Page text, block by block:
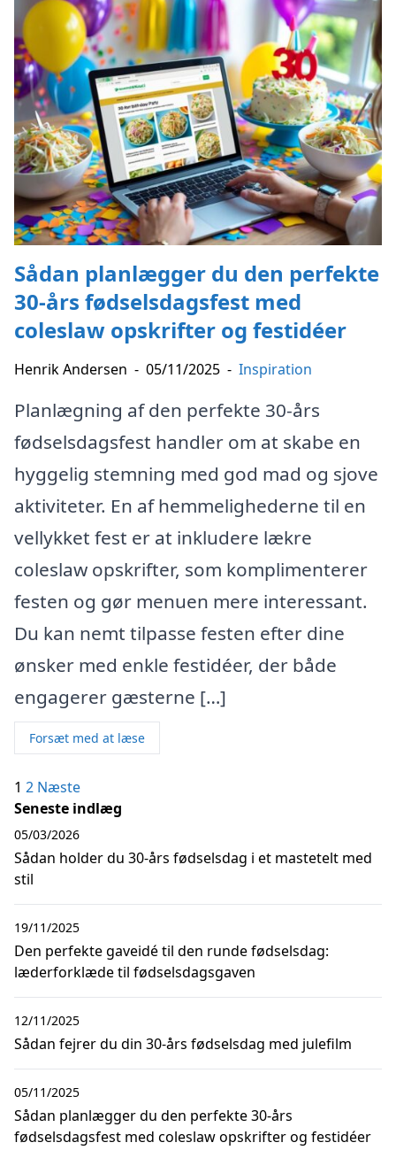
Sådan planlægger du den perfekte
30-års fødselsdagsfest med
coleslaw opskrifter og festidéer
Henrik Andersen - 05/11/2025 - Inspiration
Planlægning af den perfekte 30-års
fødselsdagsfest handler om at skabe en
hyggelig stemning med god mad og sjove
aktiviteter. En af hemmelighederne til en
vellykket fest er at inkludere lækre
coleslaw opskrifter, som komplimenterer
festen og gør menuen mere interessant.
Du kan nemt tilpasse festen efter dine
ønsker med enkle festidéer, der både
engagerer gæsterne […]
Forsæt med at læse
Indlægsinddeling
1 2 Næste
Seneste indlæg
Sådan holder du 30-års fødselsdag i et mastetelt med
stil
05/03/2026
Den perfekte gaveidé til den runde fødselsdag:
læderforklæde til fødselsdagsgaven
19/11/2025
Sådan fejrer du din 30-års fødselsdag med julefilm
12/11/2025
Sådan planlægger du den perfekte 30-års
fødselsdagsfest med coleslaw opskrifter og festidéer
05/11/2025